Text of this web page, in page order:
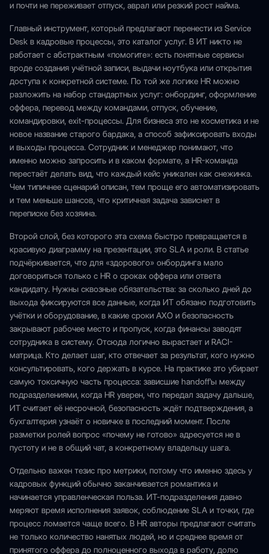
и почти не переживает отпуск, аврал или резкий рост найма.
Главный инструмент, который предлагают перенести из Service
Desk в кадровые процессы, это каталог услуг. В ИТ никто не
работает с абстрактным «помогите»: есть понятные сервисы
вроде создания учётной записи, выдачи ноутбука или открытия
доступа к конкретной системе. По той же логике HR можно
разложить на набор стандартных услуг: онбординг, оформление
оффера, перевод между командами, отпуск, обучение,
командировки, exit-процессы. Для бизнеса это не косметика и не
новое название старого бардака, а способ зафиксировать входы
и выходы процесса. Сотрудник и менеджер понимают, что
именно можно запросить и в каком формате, а HR-команда
перестаёт делать вид, что каждый кейс уникален как снежинка.
Чем типичнее сценарий описан, тем проще его автоматизировать
и тем меньше шансов, что критичная задача зависнет в
переписке без хозяина.
Второй слой, без которого эта схема быстро превращается в
красивую диаграмму на презентации, это SLA и роли. В статье
подчёркивается, что для «здорового» онбординга мало
договориться только с HR о сроках оффера или ответа
кандидату. Нужны сквозные обязательства: за сколько дней до
выхода фиксируются все данные, когда ИТ обязано подготовить
учётки и оборудование, в какие сроки АХО и безопасность
закрывают рабочее место и пропуск, когда финансы заводят
сотрудника в систему. Отсюда логично вырастает и RACI-
матрица. Кто делает шаг, кто отвечает за результат, кого нужно
консультировать, кого держать в курсе. На практике это убирает
самую токсичную часть процесса: зависшие handoff'ы между
подразделениями, когда HR уверен, что передал задачу дальше,
ИТ считает её несрочной, безопасность ждёт подтверждения, а
бухгалтерия узнаёт о новичке в последний момент. После
разметки ролей вопрос «почему не готово» адресуется не в
пустоту и не в общий чат, а конкретному владельцу шага.
Отдельно важен тезис про метрики, потому что именно здесь у
кадровых функций обычно заканчивается романтика и
начинается управленческая польза. ИТ-подразделения давно
меряют время исполнения заявок, соблюдение SLA и точки, где
процесс ломается чаще всего. В HR авторы предлагают считать
не только количество нанятых людей, но и среднее время от
принятого оффера до полноценного выхода в работу, долю